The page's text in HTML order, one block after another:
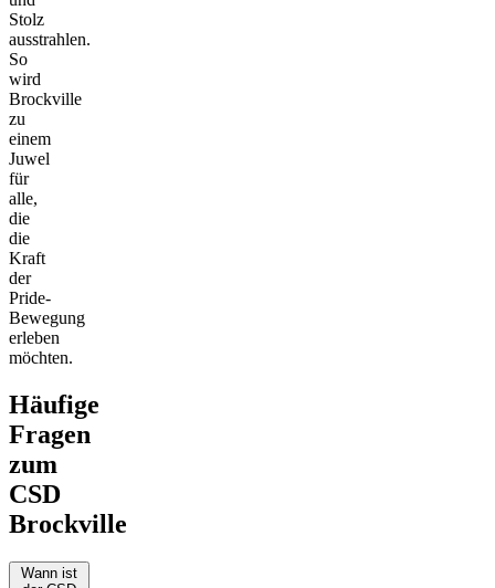
Stolz
ausstrahlen.
So
wird
Brockville
zu
einem
Juwel
für
alle,
die
die
Kraft
der
Pride-
Bewegung
erleben
möchten.
Häufige
Fragen
zum
CSD
Brockville
Wann ist